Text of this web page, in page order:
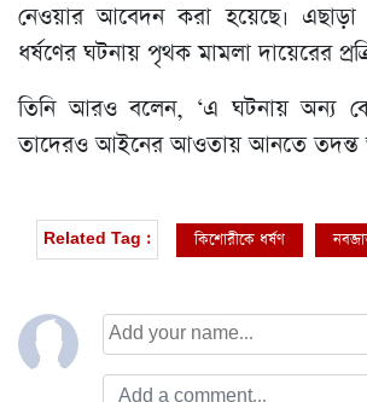
নেওয়ার আবেদন করা হয়েছে।
ধর্ষণের ঘটনায় পৃথক মামলা দায়েরের
তিনি আরও বলেন, ‘এ ঘটনায় অন্য
তাদেরও আইনের আওতায় আনতে তদন্ত
Related Tag : কিশোরীকে ধর্ষণ